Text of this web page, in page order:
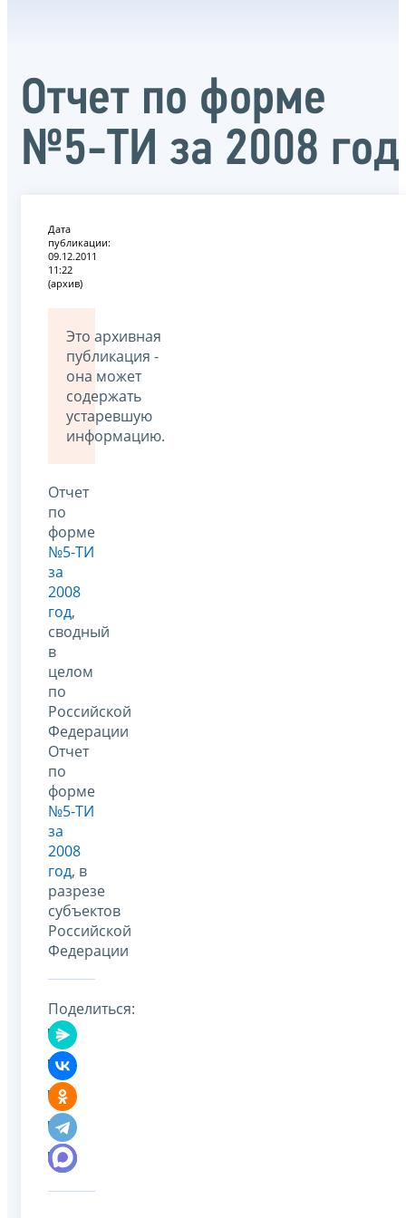
Oтчет по форме
№5-ТИ за 2008 год
Дата
публикации:
09.12.2011
11:22
(архив)
Это архивная
публикация -
она может
содержать
устаревшую
информацию.
Отчет
по
форме
№5-ТИ
за
2008
год,
сводный
в
целом
по
Российской
Федерации
Отчет
по
форме
№5-ТИ
за
2008
год, в
разрезе
субъектов
Российской
Федерации
Поделиться: